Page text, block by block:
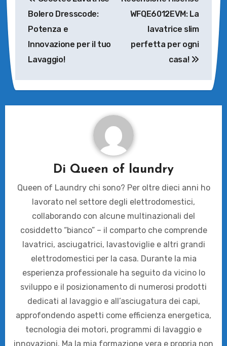
articoli
Bolero Dresscode:
Potenza e
Innovazione per il tuo
Lavaggio!
WFQE6012EVM: La
lavatrice slim
perfetta per ogni
casa!
Di Queen of laundry
Queen of Laundry chi sono? Per oltre dieci anni ho
lavorato nel settore degli elettrodomestici,
collaborando con alcune multinazionali del
cosiddetto “bianco” – il comparto che comprende
lavatrici, asciugatrici, lavastoviglie e altri grandi
elettrodomestici per la casa. Durante la mia
esperienza professionale ha seguito da vicino lo
sviluppo e il posizionamento di numerosi prodotti
dedicati al lavaggio e all’asciugatura dei capi,
approfondendo aspetti come efficienza energetica,
tecnologia dei motori, programmi di lavaggio e
innovazioni. Ma la mia formazione vera e propria non